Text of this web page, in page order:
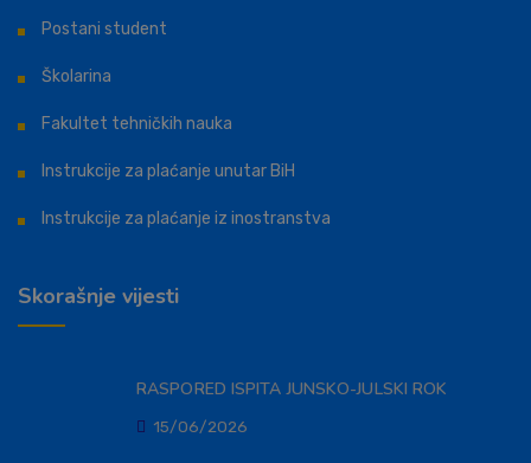
Postani student
Školarina
Fakultet tehničkih nauka
Instrukcije za plaćanje unutar BiH
Instrukcije za plaćanje iz inostranstva
Skorašnje vijesti
RASPORED ISPITA JUNSKO-JULSKI ROK
15/06/2026